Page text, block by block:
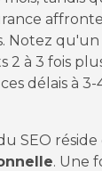
Notez qu'un
2 à 3 fois
délais à
SEO réside
. Une